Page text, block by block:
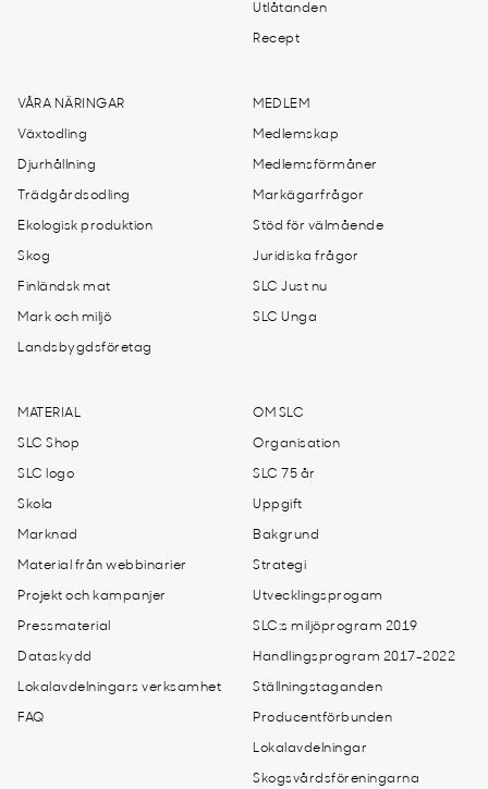
Utlåtanden
Recept
VÅRA NÄRINGAR
Växtodling
Djurhållning
Trädgårdsodling
Ekologisk produktion
Skog
Finländsk mat
Mark och miljö
Landsbygdsföretag
MEDLEM
Medlemskap
Medlemsförmåner
Markägarfrågor
Stöd för välmående
Juridiska frågor
SLC Just nu
SLC Unga
MATERIAL
SLC Shop
SLC logo
Skola
Marknad
Material från webbinarier
Projekt och kampanjer
Pressmaterial
Dataskydd
Lokalavdelningars verksamhet
FAQ
OM SLC
Organisation
SLC 75 år
Uppgift
Bakgrund
Strategi
Utvecklingsprogam
SLC:s miljöprogram 2019
Handlingsprogram 2017-2022
Ställningstaganden
Producentförbunden
Lokalavdelningar
Skogsvårdsföreningarna